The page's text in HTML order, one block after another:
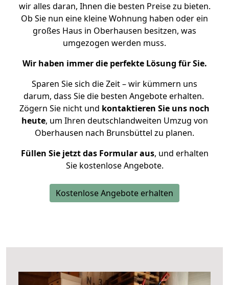
wir alles daran, Ihnen die besten Preise zu bieten.
Ob Sie nun eine kleine Wohnung haben oder ein
großes Haus in Oberhausen besitzen, was
umgezogen werden muss.
Wir haben immer die perfekte Lösung für Sie.
Sparen Sie sich die Zeit – wir kümmern uns
darum, dass Sie die besten Angebote erhalten.
Zögern Sie nicht und kontaktieren Sie uns noch
heute, um Ihren deutschlandweiten Umzug von
Oberhausen nach Brunsbüttel zu planen.
Füllen Sie jetzt das Formular aus, und erhalten
Sie kostenlose Angebote.
Kostenlose Angebote erhalten